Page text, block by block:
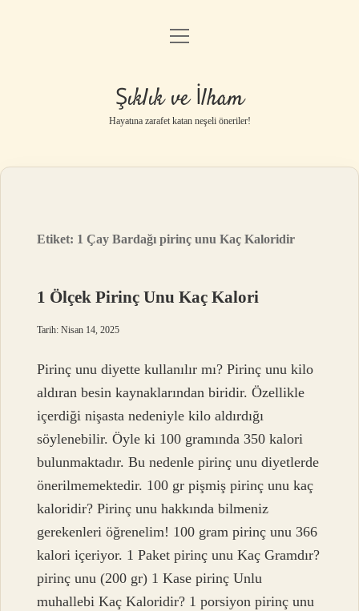
Anasayfa
Gizlilik Politikası
Yasal Uyarı
menüyü
Şıklık ve İlham
Hayatına zarafet katan neşeli öneriler!
Etiket: 1 Çay Bardağı pirinç unu Kaç Kaloridir
1 Ölçek Pirinç Unu Kaç Kalori
Tarih: Nisan 14, 2025
Pirinç unu diyette kullanılır mı? Pirinç unu kilo
aldıran besin kaynaklarından biridir. Özellikle
içerdiği nişasta nedeniyle kilo aldırdığı
söylenebilir. Öyle ki 100 gramında 350 kalori
bulunmaktadır. Bu nedenle pirinç unu diyetlerde
önerilmemektedir. 100 gr pişmiş pirinç unu kaç
kaloridir? Pirinç unu hakkında bilmeniz
gerekenleri öğrenelim! 100 gram pirinç unu 366
kalori içeriyor. 1 Paket pirinç unu Kaç Gramdır?
pirinç unu (200 gr) 1 Kase pirinç Unlu
muhallebi Kaç Kaloridir? 1 porsiyon pirinç unu